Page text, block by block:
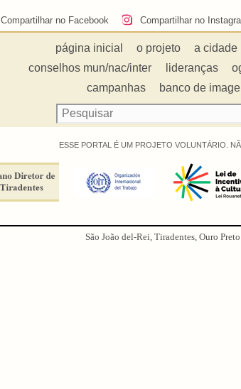
Compartilhar no Facebook Compartilhar no
página inicial o projeto a cidade
conselhos mun/nac/inter
lideranças
campanhas
banco de
ESSE PORTAL É UM PROJETO VOLUNTÁRIO.
São João del-Rei, Tiradentes, Ouro